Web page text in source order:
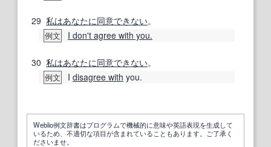
29 私はあなたに同意できない。
例文 I don't agree with you.
30 私はあなたに同意できない。
例文 I disagree with you.
Weblio例文辞書はプログラムで機械的に意味や英語表現を生成して
いるため、不適切な項目が含まれていることもあります。ご了承く
ださいませ。